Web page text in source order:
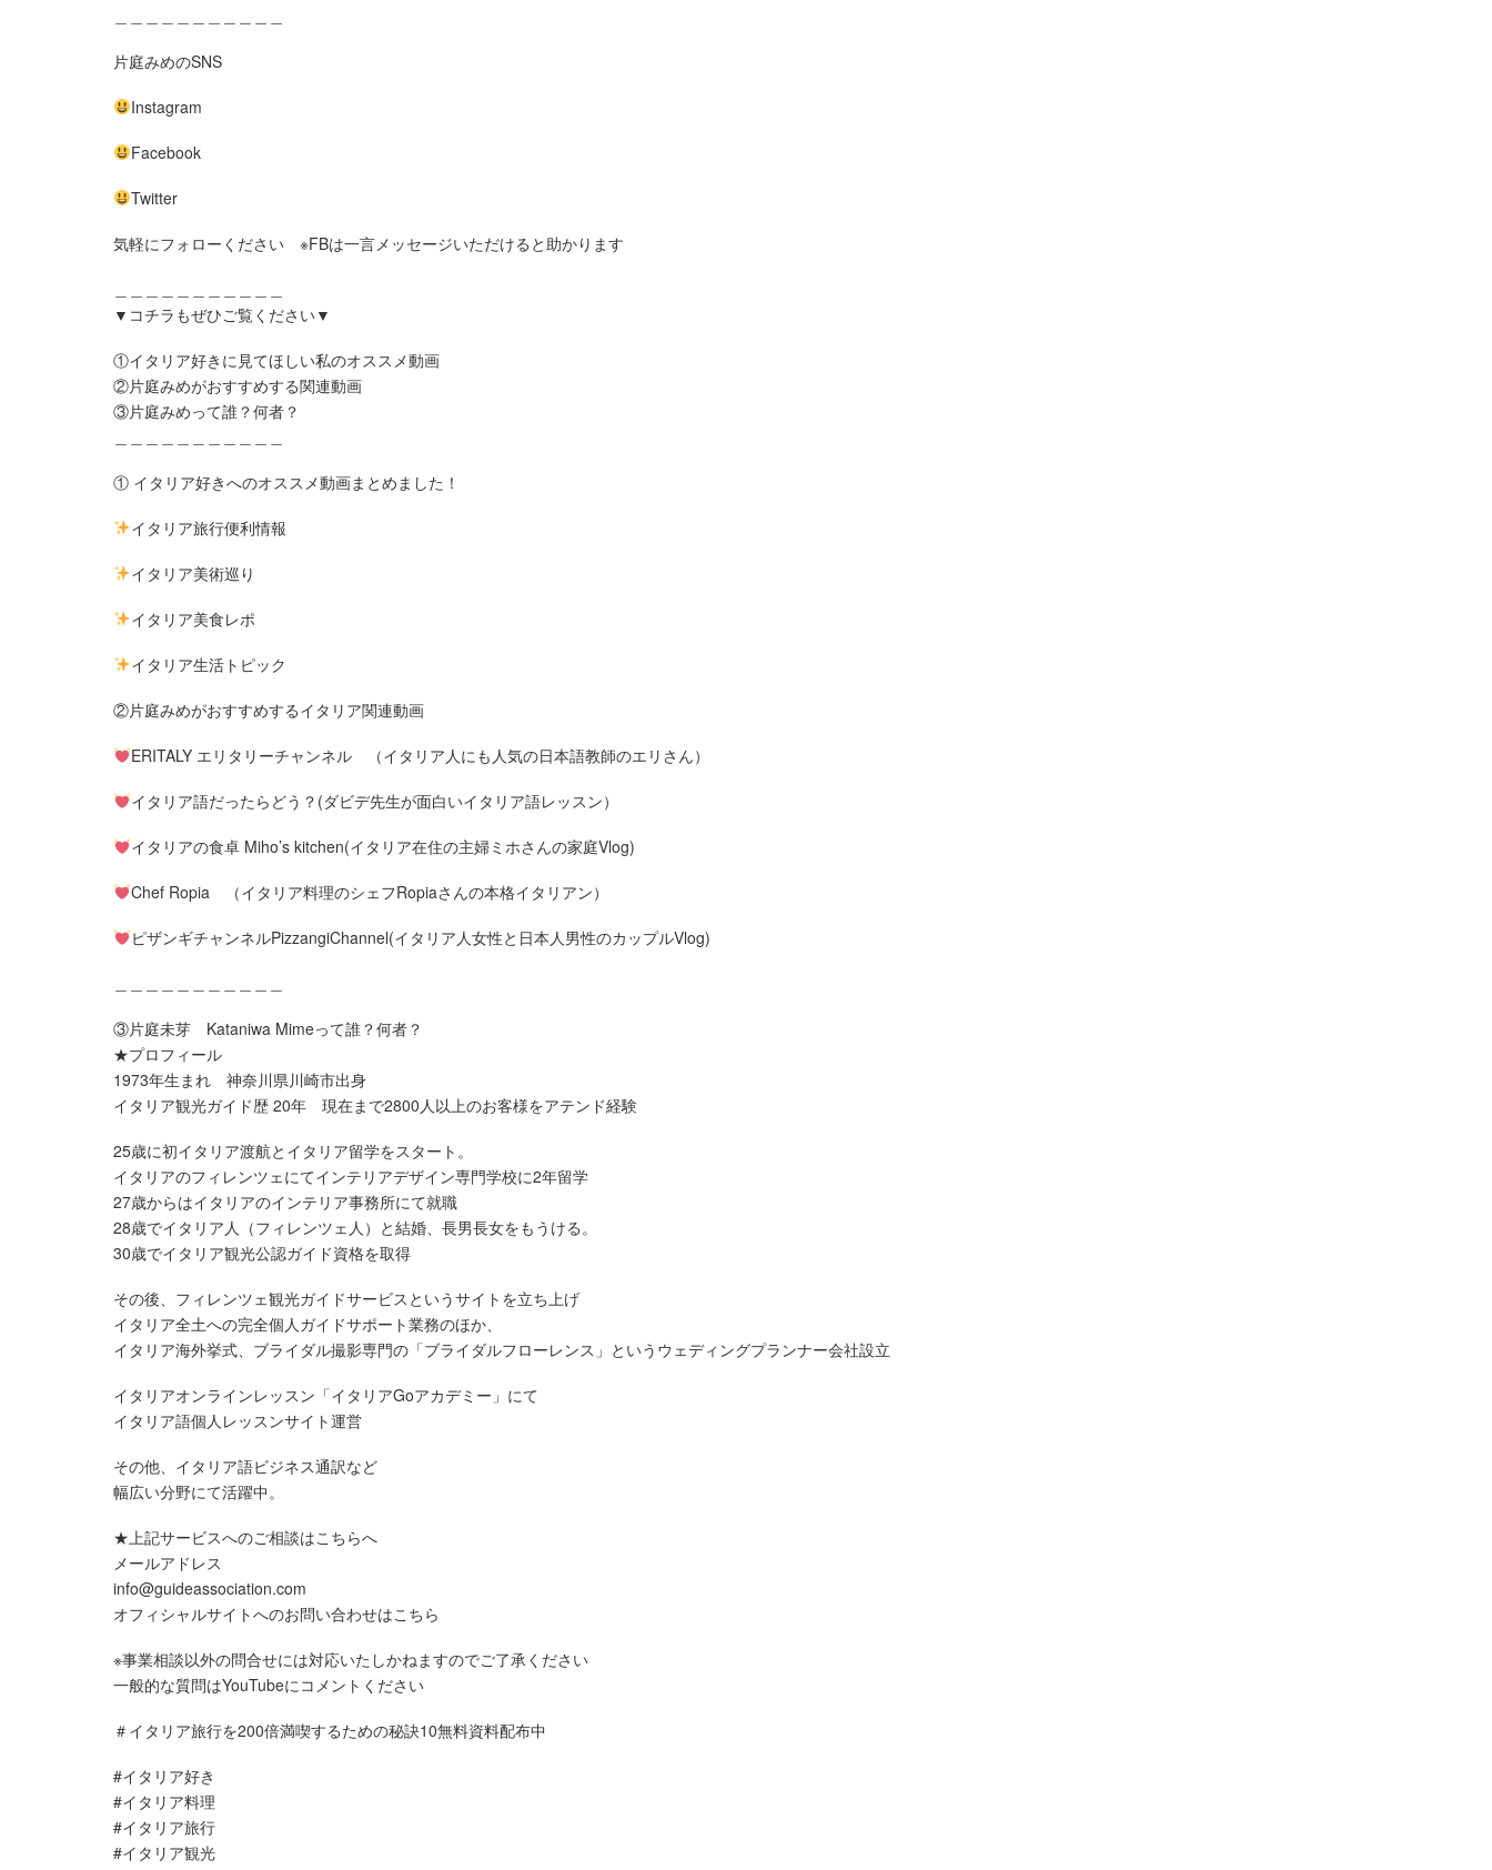
片庭みめのSNS
Instagram
Facebook
Twitter
気軽にフォローください ※FBは一言メッセージいただけると助かります
▼コチラもぜひご覧ください▼
①イタリア好きに見てほしい私のオススメ動画
②片庭みめがおすすめする関連動画
③片庭みめって誰？何者？
① イタリア好きへのオススメ動画まとめました！
イタリア旅行便利情報
イタリア美術巡り
イタリア美食レポ
イタリア生活トピック
②片庭みめがおすすめするイタリア関連動画
ERITALY エリタリーチャンネル （イタリア人にも人気の日本語教師のエリさん）
イタリア語だったらどう？(ダビデ先生が面白いイタリア語レッスン）
イタリアの食卓 Miho’s kitchen(イタリア在住の主婦ミホさんの家庭Vlog)
Chef Ropia （イタリア料理のシェフRopiaさんの本格イタリアン）
ピザンギチャンネルPizzangiChannel(イタリア人女性と日本人男性のカップルVlog)
③片庭未芽 Kataniwa Mimeって誰？何者？
★プロフィール
1973年生まれ 神奈川県川崎市出身
イタリア観光ガイド歴 20年 現在まで2800人以上のお客様をアテンド経験
25歳に初イタリア渡航とイタリア留学をスタート。
イタリアのフィレンツェにてインテリアデザイン専門学校に2年留学
27歳からはイタリアのインテリア事務所にて就職
28歳でイタリア人（フィレンツェ人）と結婚、長男長女をもうける。
30歳でイタリア観光公認ガイド資格を取得
その後、フィレンツェ観光ガイドサービスというサイトを立ち上げ
イタリア全土への完全個人ガイドサポート業務のほか、
イタリア海外挙式、ブライダル撮影専門の「ブライダルフローレンス」というウェディングプランナー会社設立
イタリアオンラインレッスン「イタリアGoアカデミー」にて
イタリア語個人レッスンサイト運営
その他、イタリア語ビジネス通訳など
幅広い分野にて活躍中。
★上記サービスへのご相談はこちらへ
メールアドレス
info@guideassociation.com
オフィシャルサイトへのお問い合わせはこちら
※事業相談以外の問合せには対応いたしかねますのでご了承ください
一般的な質問はYouTubeにコメントください
＃イタリア旅行を200倍満喫するための秘訣10無料資料配布中​
#イタリア好き​
#イタリア料理​
#イタリア旅行​
#イタリア観光​